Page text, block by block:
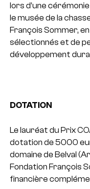
lors d’une
le musée de la
François Sommer,
sélectionnés et de
développement
DOTATION
Le lauréat du Prix
dotation de 5000
domaine de Belval
Fondation François
financière